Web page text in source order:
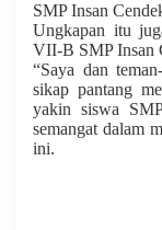
SMP Insan
Ungkapan itu
VII-B SMP Insan
“Saya dan
sikap pantang
yakin siswa
semangat dalam
ini.